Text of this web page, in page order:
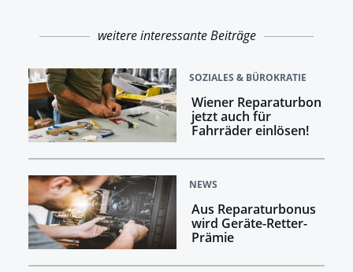
weitere interessante Beiträge
SOZIALES & BÜROKRATIE
Wiener Reparaturbon
jetzt auch für
Fahrräder einlösen!
NEWS
Aus Reparaturbonus
wird Geräte-Retter-
Prämie